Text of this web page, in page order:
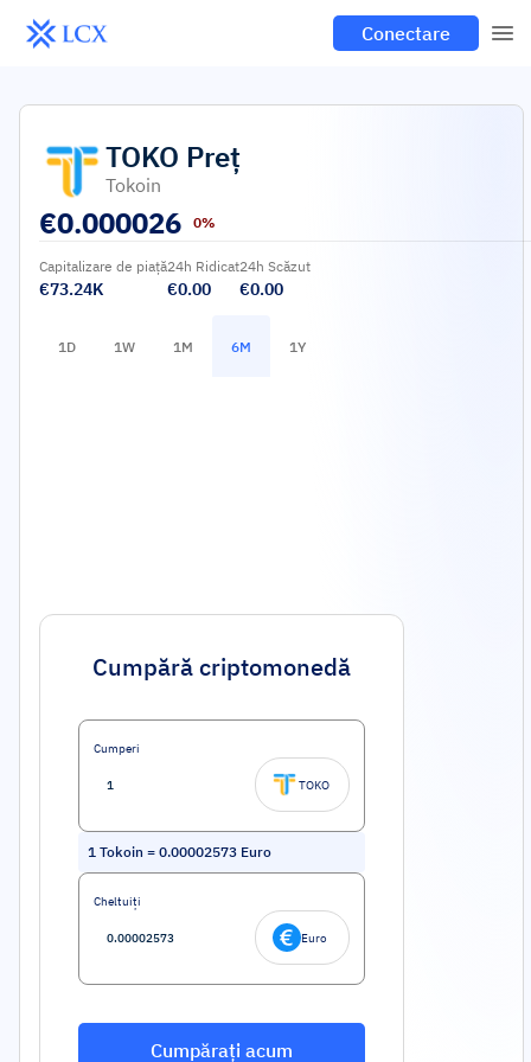
Conectare
TOKO Preț
Tokoin
€0.000026 0%
Capitalizare de piață
€73.24K
24h Ridicat
€0.00
24h Scăzut
€0.00
1D 1W 1M 6M 1Y
Cumpără criptomonedă
Cumperi
TOKO
1 Tokoin = 0.00002573 Euro
Cheltuiți
Euro
Cumpărați acum